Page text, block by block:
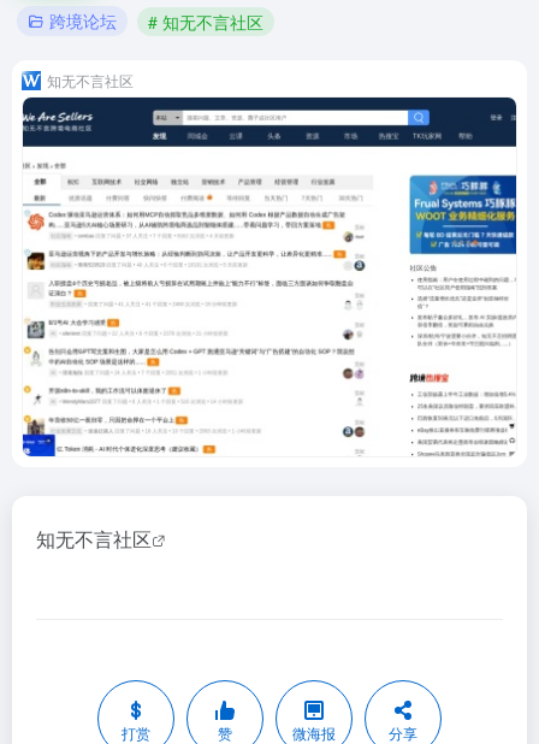
跨境论坛 # 知无不言社区
知无不言社区
知无不言社区
打赏 赞 微海报 分享